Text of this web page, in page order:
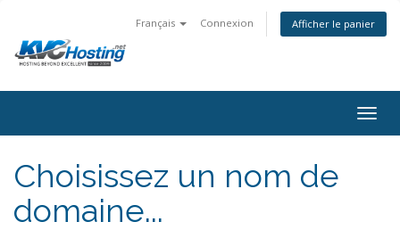
Français Connexion Afficher le panier
Choisissez un nom de
domaine...